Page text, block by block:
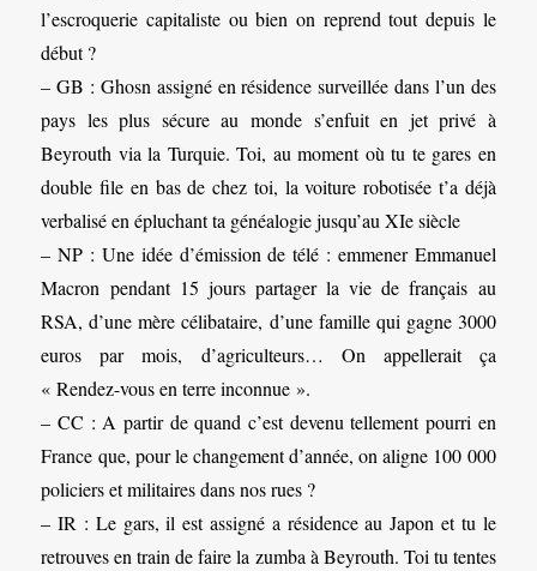
l’escroquerie capitaliste ou bien on reprend tout depuis le
début ?
– GB : Ghosn assigné en résidence surveillée dans l’un des
pays les plus sécure au monde s’enfuit en jet privé à
Beyrouth via la Turquie. Toi, au moment où tu te gares en
double file en bas de chez toi, la voiture robotisée t’a déjà
verbalisé en épluchant ta généalogie jusqu’au XIe siècle
– NP : Une idée d’émission de télé : emmener Emmanuel
Macron pendant 15 jours partager la vie de français au
RSA, d’une mère célibataire, d’une famille qui gagne 3000
euros par mois, d’agriculteurs… On appellerait ça
« Rendez-vous en terre inconnue ».
– CC : A partir de quand c’est devenu tellement pourri en
France que, pour le changement d’année, on aligne 100 000
policiers et militaires dans nos rues ?
– IR : Le gars, il est assigné a résidence au Japon et tu le
retrouves en train de faire la zumba à Beyrouth. Toi tu tentes